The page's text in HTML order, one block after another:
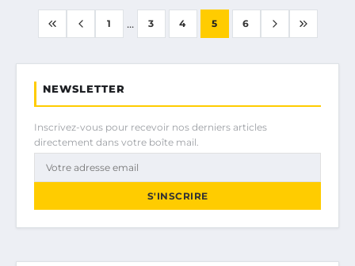
1 ... 3 4 5 6
NEWSLETTER
Inscrivez-vous pour recevoir nos derniers articles
directement dans votre boîte mail.
S'INSCRIRE